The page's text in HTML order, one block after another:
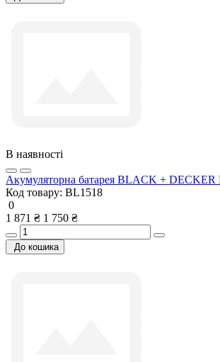
В наявності
Акумуляторна батарея BLACK + DECKER
Код товару: BL1518
0
1 871 ₴ 1 750 ₴
До кошика